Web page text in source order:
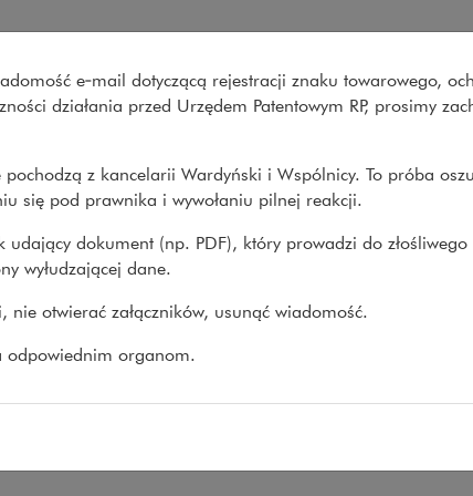
Co robimy O nas Nasze
Opracowania
prowadzenia badań klinicznych w Polsce
e‑mail dotyczącą rejestracji znaku towarowego,
działania przed Urzędem Patentowym RP, prosimy
z kancelarii Wardyński i Wspólnicy. To próba
się pod prawnika i wywołaniu pilnej reakcji.
udający dokument (np. PDF), który prowadzi do złośliwego
wyłudzającej dane.
nie otwierać załączników, usunąć wiadomość.
odpowiednim organom.